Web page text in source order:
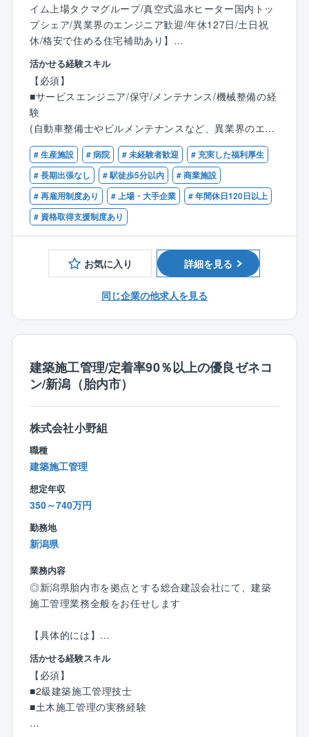
【建設エンジニアとしての成長を応援します】
従業員には建設エンジニアとしての成長を促してお
り、大学名誉教授を招き技術士育成講座を開講してお
ります。会議システムを利用し、本社以外からも受講
が可能。技術士はもちろん、建築士や施工管理技士の
資格取得支援を続けております。
イム上場タクマグループ/真空式温水ヒーター国内トッ
プシェア/異業界のエンジニア歓迎/年休127日/土日祝
休/格安で住める住宅補助あり】
■業務内容：
同社は商業施設や病院、工場等で利用されるボイラや
ヒータのメーカーです。開発からメンテナンスまで対
応しているため、顧客に寄り添った提案が可能となり
ます。同社にてボイラの保守・メンテナンスをお任せ
します。
■業務詳細：
各種ボイラ及び周辺機器の製品内における試運転業
務、修理対応、顧客管理、アフターメンテナンス、更
・メンテナンス…顧客の施設を定期的に訪問し、定期
保守や点検消耗部品の交換、ボイラ内の清掃、水質の
チェック、訪問先は大型の施設から小規模の店頭まで
様々です。ボイラは燃料や重量別に種類が多岐にわた
入社後は現場でのOJTや階層別教育を通して業務や製
品について学んで頂きます。将来的には技術者と同レ
ベルの知識を身に着けることができます。
【同社の魅力】
業界シェアトップクラス：同社はボイラ業界でトップ
クラスのシェアを有しております。
また全国に拠点を設けており、より顧客の近くでニー
ズに応えられるような体制を築いております。
製造から販売までボイラに関するあらゆる事業を手掛
生活の基盤を支える事業をして手掛けております。
また、同社は民生熱エネルギー分野でトップ企業とな
ることを目指しており、すべてのステークホルダーの
皆さまにとって価値ある企業になるよう事業を展開し
ています。
【働き方】
■残業月30～40時間程度です。
■顧客先への直行直帰可能です。
■納品先の稼働状況によって休日出勤可能性があります
が、振休・代休の取得が必須となります。
■17時以降のお問い合わせはコールセンターにて一次対
応するため緊急対応は少なく、目安として拠点単位で
活かせる経験スキル
【必須】
■サービスエンジニア/保守/メンテナンス/機械整備の経
験
(自動車整備士やビルメンテナンスなど、異業界のエン
ジニアから転職された方が活躍中！)
【歓迎】
■ボイラ等の業務関連に関する知識、資格
■普通自動車免許第一種
# 生産施設 # 病院 # 未経験者歓迎
# 充実した福利厚生
# 長期出張なし
# 駅徒歩5分以内
# 商業施設
# 再雇用制度あり
# 上場・大手企業
# 年間休日120日以上
# 資格取得支援制度あり
お気に入り 詳細を見る
同じ企業の他求人を見る
建築施工管理/定着率90％以上の優良ゼネコ
ン/新潟（胎内市）
株式会社小野組
職種
建築施工管理
想定年収
350～740万円
勤務地
新潟県
業務内容
◎新潟県胎内市を拠点とする総合建設会社にて、建築
施工管理業務全般をお任せします
【具体的には】
■工程・安全・品質・原価管理等の施工管理業務全般
■現場作業員のスケジュール調整及び指示出し
■見積・図面・各種書類作成等のデスクワーク
・技術士育成講座の開講や資格取得支援制度等、技術
者としての成長を会社全体でバックアップしていま
す。本社以外からも会議システムを利用して講座の受
活かせる経験スキル
【必須】
■2級建築施工管理技士
■土木施工管理の実務経験